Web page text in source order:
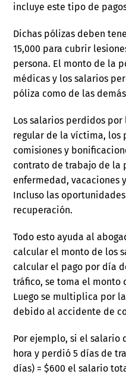
incluye este tipo de
Dichas pólizas deben
15,000 para cubrir
persona. El monto de la
médicas y los salarios
póliza como de las
Los salarios perdidos
regular de la víctima, los
comisiones y
contrato de trabajo de la
enfermedad, vacaciones
Incluso las
recuperación.
Todo esto ayuda al
calcular el monto de los
calcular el pago por día
tráfico, se toma el monto
Luego se multiplica por
debido al accidente de
Por ejemplo, si el salario
hora y perdió 5 días de
días) = $600 el salario